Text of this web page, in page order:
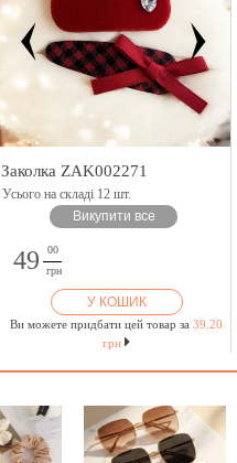
Заколка ZAK002271
Усього на складі 12 шт.
Викупити все
49
00
грн
У КОШИК
Ви можете придбати цей товар за 39.20
грн